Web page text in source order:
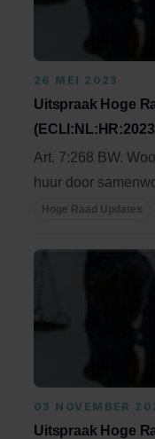
26 MEI 2023
Uitspraak Hoge
Art. 7:268 BW.
huur door
huurder. ...
Hoge Raad Updates
03 NOVEMBER
Uitspraak Hoge